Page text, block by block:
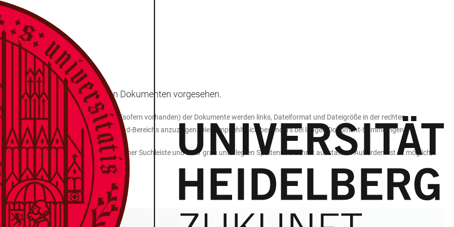
von herunterladbaren Dokumenten vorgesehen.
anpassbar. Titel und Beschreibung (sofern vorhanden) der Dokumente werden links, Dateiformat und Dateigröße in der rechten
oberhalb des Download-Bereichs anzuzeigen. Dies empfiehlt sich besonders bei langen Dokument-Sammlungen.
sich der Downloads -Paragraph mit einer Suchleiste und einer grau unterlegten Spaltenüberschrift ausstatten. Außerdem ist es möglich,